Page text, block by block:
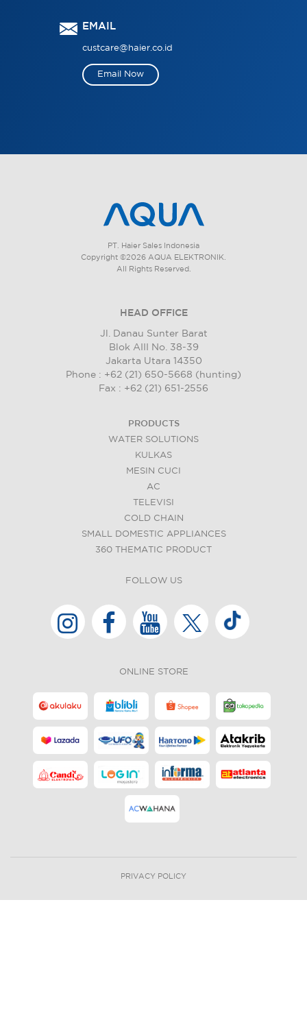
EMAIL
custcare@haier.co.id
Email Now
PT. Haier Sales Indonesia
Copyright ©2026 AQUA ELEKTRONIK.
All Rights Reserved.
HEAD OFFICE
Jl. Danau Sunter Barat
Blok AIII No. 38-39
Jakarta Utara 14350
Phone : +62 (21) 650-5668 (hunting)
Fax : +62 (21) 651-2556
PRODUCTS
WATER SOLUTIONS
KULKAS
MESIN CUCI
AC
TELEVISI
COLD CHAIN
SMALL DOMESTIC APPLIANCES
360 THEMATIC PRODUCT
FOLLOW US
ONLINE STORE
PRIVACY POLICY